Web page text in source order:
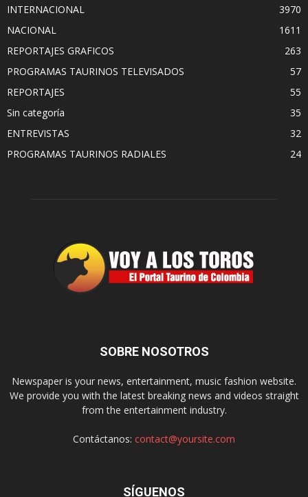
INTERNACIONAL
3970
NACIONAL
1611
REPORTAJES GRAFICOS
263
PROGRAMAS TAURINOS TELEVISADOS
57
REPORTAJES
55
Sin categoría
35
ENTREVISTAS
32
PROGRAMAS TAURINOS RADIALES
24
SOBRE NOSOTROS
Newspaper is your news, entertainment, music fashion website.
We provide you with the latest breaking news and videos straight
from the entertainment industry.
Contáctanos: contact@yoursite.com
SÍGUENOS